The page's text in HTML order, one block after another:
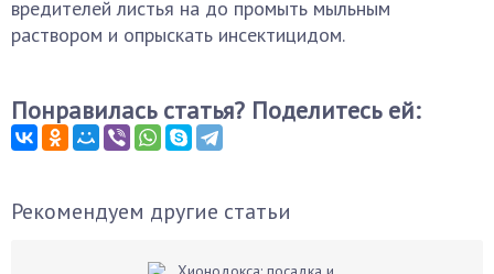
вредителей листья на до промыть мыльным
раствором и опрыскать инсектицидом.
Понравилась статья? Поделитесь ей:
Рекомендуем другие статьи